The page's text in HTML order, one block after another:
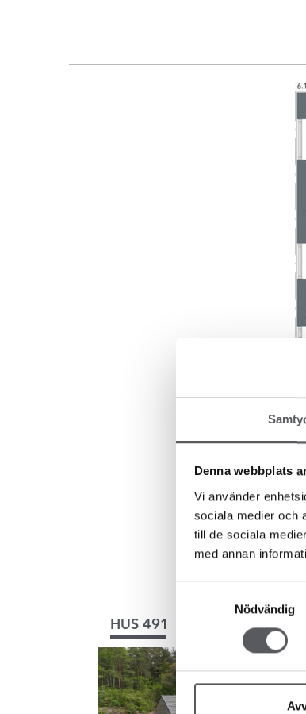
Denna webbplats
Vi använder
sociala medier och
till de sociala
med annan
Nödvändig
HUS 491